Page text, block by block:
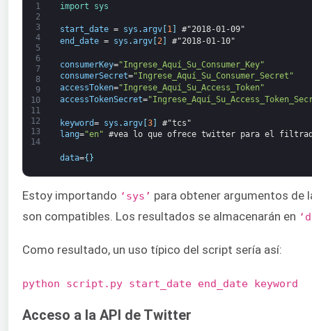
1
2
3
4
5
6
7
8
9
10
11
12
13
14
import sys
start_date = sys .argv[ 1]
#"2018-01-09"
end_date = sys .argv[ 2] #"2018-01-10"
consumerKey="Ingrese_Aquí_Su_Consumer_Key"
consumerSecret="Ingrese_Aquí_Su_Consumer_Secret"
accessToken="Ingrese_Aquí_Su_Access_Token"
accessTokenSecret=
keyword= sys .argv[3]
#"tcs"
lang="en" #vea lo que ofrece twitter para el
data={ }
Estoy importando ‘sys’ para obtener argumentos de
son compatibles. Los resultados se almacenarán en
Como resultado, un uso típico del script sería así:
python script.py start_date end_date keyword
Acceso a la API de Twitter